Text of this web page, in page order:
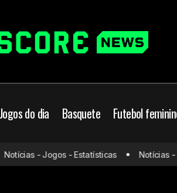
Jogos do dia Basquete Futebol
precisa para se classificar para a
- Jogos - Estatísticas Notícias -